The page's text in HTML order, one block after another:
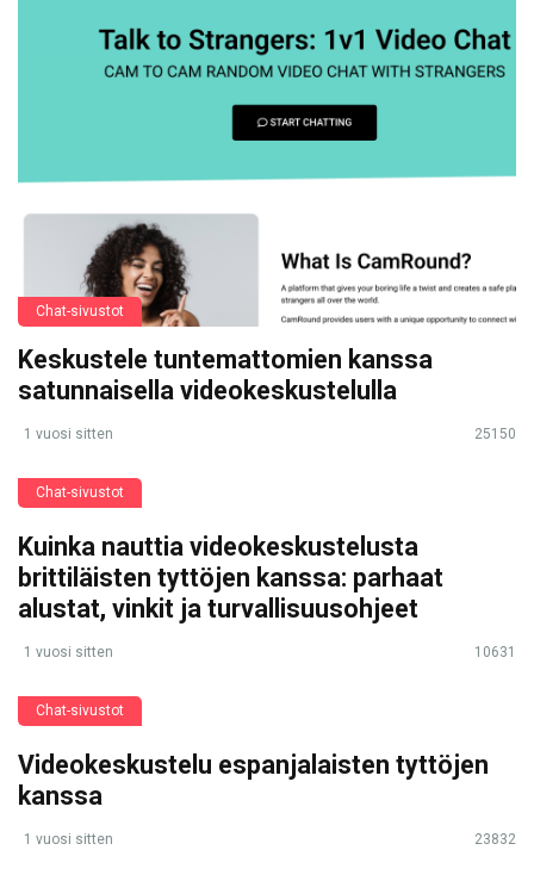
Chat-sivustot
Keskustele tuntemattomien kanssa
satunnaisella videokeskustelulla
1 vuosi sitten 25150
Chat-sivustot
Kuinka nauttia videokeskustelusta
brittiläisten tyttöjen kanssa: parhaat
alustat, vinkit ja turvallisuusohjeet
1 vuosi sitten 10631
Chat-sivustot
Videokeskustelu espanjalaisten tyttöjen
kanssa
1 vuosi sitten 23832